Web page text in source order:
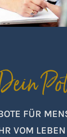
FÜR
VOM